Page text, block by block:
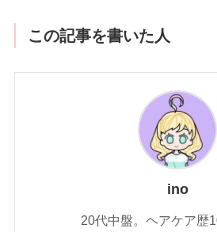
この記事を書いた人
ino
20代中盤。ヘアケア歴